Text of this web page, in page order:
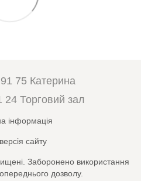
75 Катерина
24 Торговий зал
інформація
сайту
Заборонено використання
дозволу.